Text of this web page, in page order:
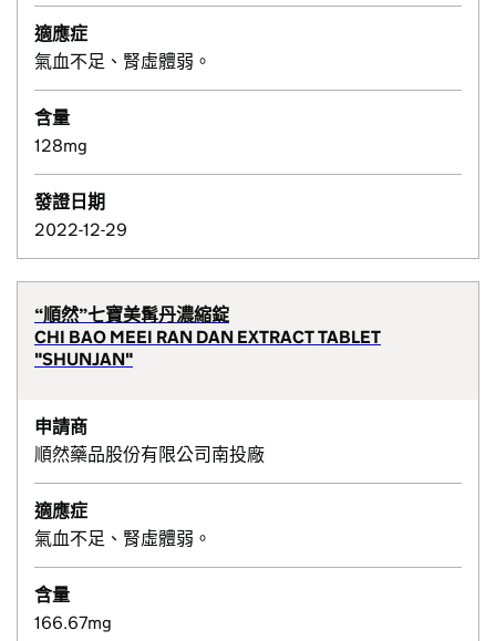
適應症
氣血不足、腎虛體弱。
含量
128mg
發證日期
2022-12-29
“順然”七寶美髯丹濃縮錠
CHI BAO MEEI RAN DAN EXTRACT TABLET
"SHUNJAN"
申請商
順然藥品股份有限公司南投廠
適應症
氣血不足、腎虛體弱。
含量
166.67mg